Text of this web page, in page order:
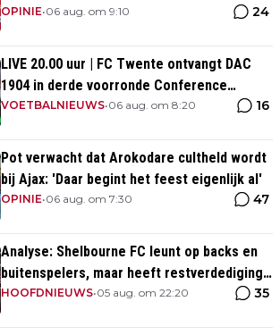
OPINIE•06 aug. om 9:10 24
LIVE 20.00 uur | FC Twente ontvangt DAC
1904 in derde voorronde Conference
League
VOETBALNIEUWS•06 aug. om 8:20 16
Pot verwacht dat Arokodare cultheld wordt
bij Ajax: 'Daar begint het feest eigenlijk al'
OPINIE•06 aug. om 7:30 47
Analyse: Shelbourne FC leunt op backs en
buitenspelers, maar heeft restverdediging
totaal niet op orde
HOOFDNIEUWS•05 aug. om 22:20 35